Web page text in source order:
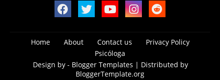
Home About Contact us
Privacy Policy
Psicóloga
Design by - Blogger Templates | Distributed by
BloggerTemplate.org